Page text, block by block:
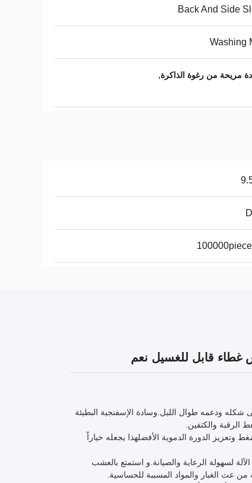
Back And Side
Washing
,
ودعمه طوال الليل.وسادة الإسفنجية البطيئة
الرقبة والكتفين.
وتعزيز الدورة الدموية الأفضلهذا يجعله خياراً
لسهولة الرعاية والصيانة.و استمتع بالعشب
عث الغبار والمواد المسببة للحساسية.